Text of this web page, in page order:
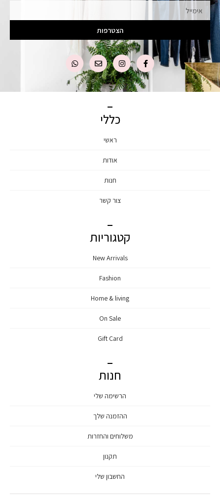
הצטרפות
כללי
ראשי
אודות
חנות
צור קשר
קטגוריות
New Arrivals
Fashion
Home & living
On Sale
Gift Card
חנות
הרשימה שלי
ההזמנה שלך
משלוחים והחזרות
תקנון
החשבון שלי